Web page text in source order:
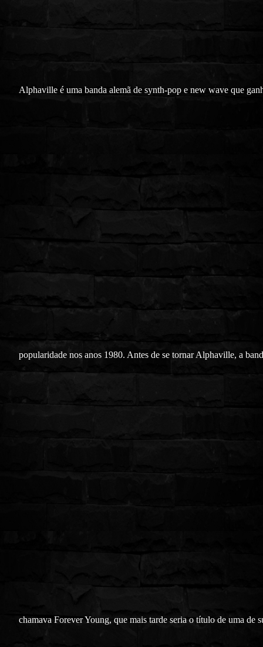
Alphaville é uma banda alemã de synth-pop e new wave que
popularidade nos anos 1980. Antes de se tornar Alphaville, a
chamava Forever Young, que mais tarde seria o título de uma de